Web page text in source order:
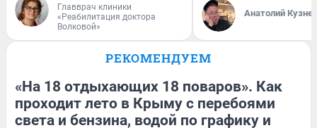
Главврач клиники
«Реабилитация доктора
Волковой»
Анатолий
РЕКОМЕНДУЕМ
«На 18 отдыхающих 18 поваров». Как
проходит лето в Крыму с перебоями
света и бензина, водой по графику и